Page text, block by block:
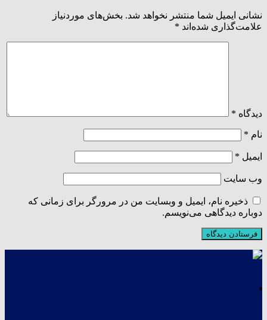
نشانی ایمیل شما منتشر نخواهد شد. بخش‌های موردنیاز
علامت‌گذاری شده‌اند *
دیدگاه *
نام *
ایمیل *
وب‌ سایت
ذخیره نام، ایمیل و وبسایت من در مرورگر برای زمانی که
دوباره دیدگاهی می‌نویسم.